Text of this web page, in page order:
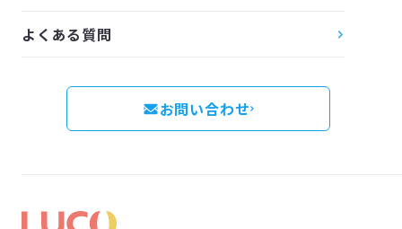
よくある質問
お問い合わせ